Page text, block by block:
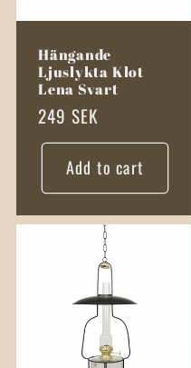
Hängande
Ljuslykta Klot
Lena Svart
Regular
price
249 SEK
Add to cart